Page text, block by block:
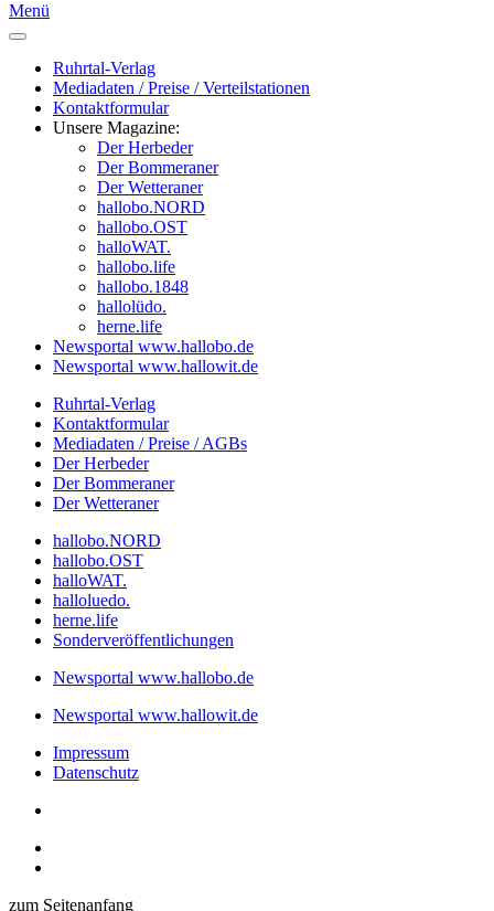
Menü
Ruhrtal-Verlag
Mediadaten / Preise / Verteilstationen
Kontaktformular
Unsere Magazine:
Der Herbeder
Der Bommeraner
Der Wetteraner
hallobo.NORD
hallobo.OST
halloWAT.
hallobo.life
hallobo.1848
hallolüdo.
herne.life
Newsportal www.hallobo.de
Newsportal www.hallowit.de
Ruhrtal-Verlag
Kontaktformular
Mediadaten / Preise / AGBs
Der Herbeder
Der Bommeraner
Der Wetteraner
hallobo.NORD
hallobo.OST
halloWAT.
halloluedo.
herne.life
Sonderveröffentlichungen
Newsportal www.hallobo.de
Newsportal www.hallowit.de
Impressum
Datenschutz
zum Seitenanfang